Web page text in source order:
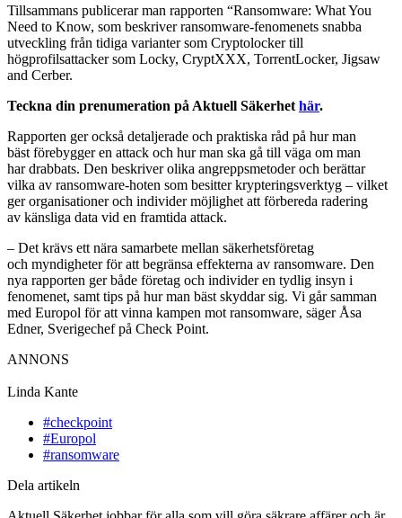
Tillsammans publicerar man rapporten “Ransomware: What You
Need to Know, som beskriver ransomware-fenomenets snabba
utveckling från tidiga varianter som Cryptolocker till
högprofilsattacker som Locky, CryptXXX, TorrentLocker, Jigsaw
and Cerber.
Teckna din prenumeration på Aktuell Säkerhet här.
Rapporten ger också detaljerade och praktiska råd på hur man
bäst förebygger en attack och hur man ska gå till väga om man
hardrabbats. Den beskriver olika angreppsmetoder och berättar
vilka av ransomware-hoten som besitter krypteringsverktyg – vilket
gerorganisationer och individer möjlighet att förbereda radering
av känsliga data vid en framtida attack.
– Det krävs ett nära samarbete mellan säkerhetsföretag
och myndigheter för att begränsa effekterna av ransomware. Den
nya rapporten ger både företag och individer en tydlig insyn i
fenomenet, samt tips på hur man bäst skyddar sig. Vi går samman
med Europol föratt vinna kampen mot ransomware, säger Åsa
Edner, Sverigechef på Check Point.
ANNONS
Linda Kante
#checkpoint
#Europol
#ransomware
Dela artikeln